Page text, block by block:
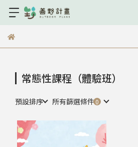
常態性課程（體驗班）
預設排序 所有篩選條件